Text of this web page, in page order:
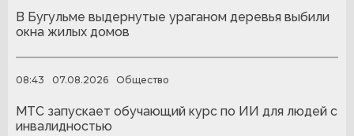
В Бугульме выдернутые ураганом деревья выбили
окна жилых домов
08:43 07.08.2026 Общество
МТС запускает обучающий курс по ИИ для людей с
инвалидностью